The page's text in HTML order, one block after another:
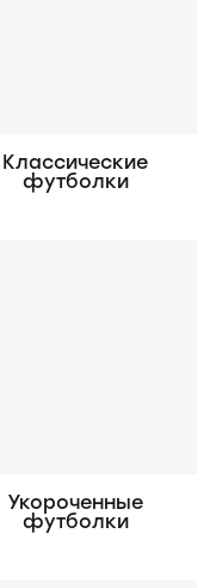
Классические
футболки
Укороченные
футболки